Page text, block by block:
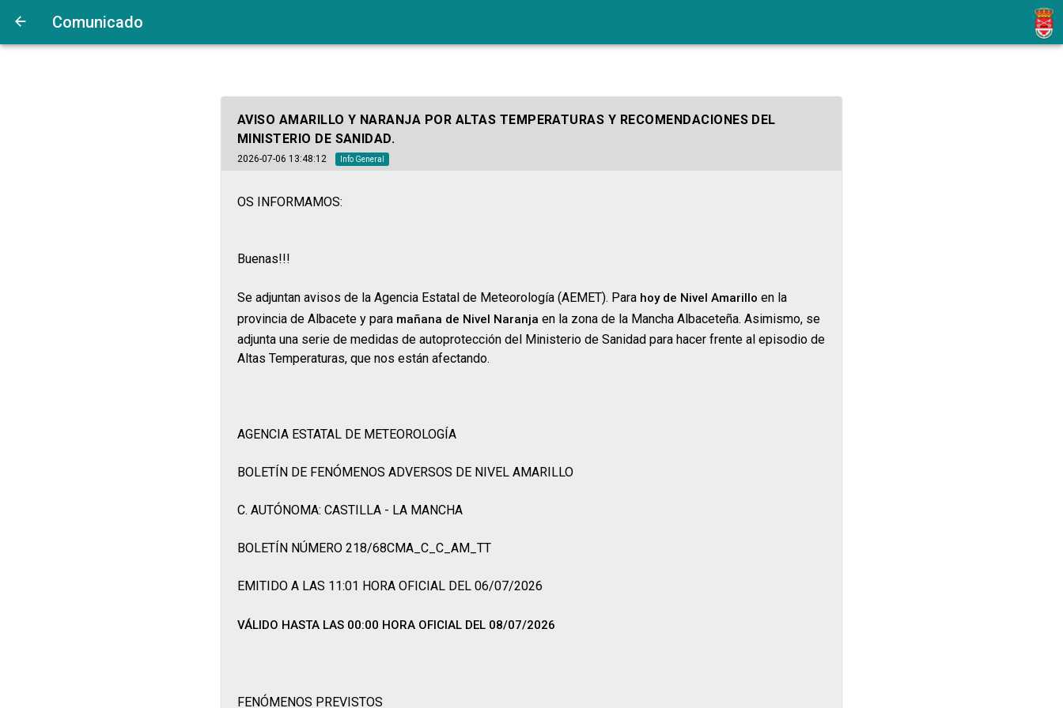
Comunicado
AVISO AMARILLO Y NARANJA POR ALTAS TEMPERATURAS Y RECOMENDACIONES DEL
MINISTERIO DE SANIDAD.
2026-07-06 13:48:12 Info General
OS INFORMAMOS:
Buenas!!!
Se adjuntan avisos de la Agencia Estatal de Meteorología (AEMET). Para hoy de Nivel Amarillo en la
provincia de Albacete y para mañana de Nivel Naranja en la zona de la Mancha Albaceteña. Asimismo, se
adjunta una serie de medidas de autoprotección del Ministerio de Sanidad para hacer frente al episodio de
Altas Temperaturas, que nos están afectando.
AGENCIA ESTATAL DE METEOROLOGÍA
BOLETÍN DE FENÓMENOS ADVERSOS DE NIVEL AMARILLO
C. AUTÓNOMA: CASTILLA - LA MANCHA
BOLETÍN NÚMERO 218/68CMA_C_C_AM_TT
EMITIDO A LAS 11:01 HORA OFICIAL DEL 06/07/2026
VÁLIDO HASTA LAS 00:00 HORA OFICIAL DEL 08/07/2026
FENÓMENOS PREVISTOS